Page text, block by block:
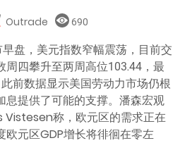
Outrade 690
盘，美元指数窄幅震荡，目前交
周四攀升至两周高位103.44，最
前数据显示美国劳动力市场仍根
息提供了可能的支撑。潘森宏观
Vistesen称，欧元区的需求正在
欧元区GDP增长将徘徊在零左